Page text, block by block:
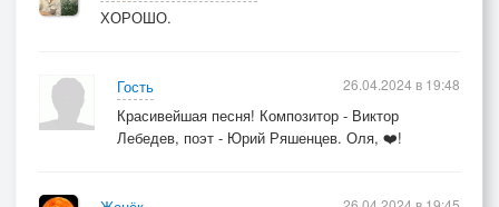
ХОРОШО.
Гость
Красивейшая песня! Композитор - Виктор
Лебедев, поэт - Юрий Ряшенцев. Оля, ❤️!
26.04.2024 в 19:48